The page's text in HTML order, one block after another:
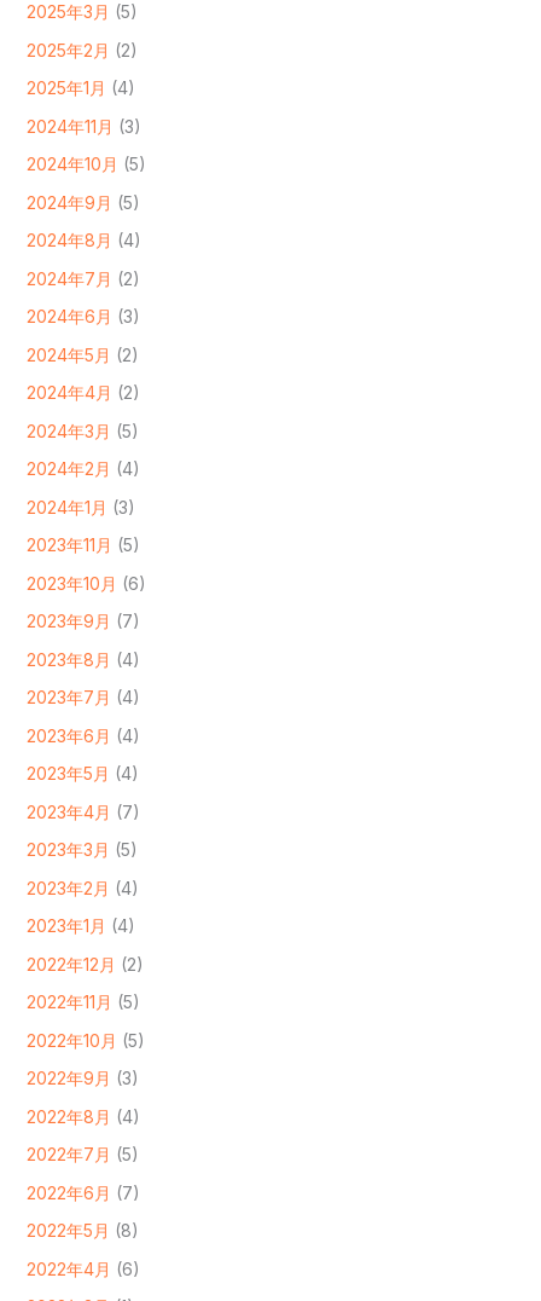
2025年3月 (5)
2025年2月 (2)
2025年1月 (4)
2024年11月 (3)
2024年10月 (5)
2024年9月 (5)
2024年8月 (4)
2024年7月 (2)
2024年6月 (3)
2024年5月 (2)
2024年4月 (2)
2024年3月 (5)
2024年2月 (4)
2024年1月 (3)
2023年11月 (5)
2023年10月 (6)
2023年9月 (7)
2023年8月 (4)
2023年7月 (4)
2023年6月 (4)
2023年5月 (4)
2023年4月 (7)
2023年3月 (5)
2023年2月 (4)
2023年1月 (4)
2022年12月 (2)
2022年11月 (5)
2022年10月 (5)
2022年9月 (3)
2022年8月 (4)
2022年7月 (5)
2022年6月 (7)
2022年5月 (8)
2022年4月 (6)